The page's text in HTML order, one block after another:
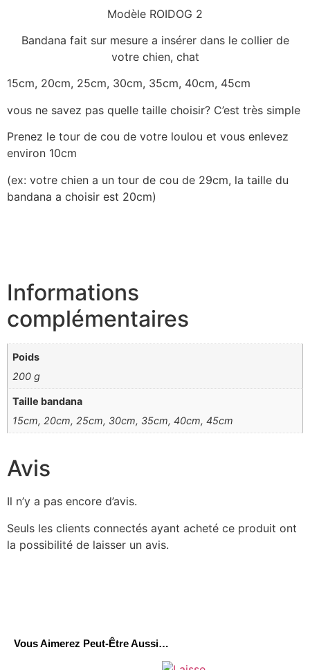
Modèle ROIDOG 2
Bandana fait sur mesure a insérer dans le collier de
votre chien, chat
15cm, 20cm, 25cm, 30cm, 35cm, 40cm, 45cm
vous ne savez pas quelle taille choisir? C’est très simple
Prenez le tour de cou de votre loulou et vous enlevez
environ 10cm
(ex: votre chien a un tour de cou de 29cm, la taille du
bandana a choisir est 20cm)
Informations
complémentaires
Poids
200 g
Taille bandana
15cm, 20cm, 25cm, 30cm, 35cm, 40cm, 45cm
Avis
Il n’y a pas encore d’avis.
Seuls les clients connectés ayant acheté ce produit ont
la possibilité de laisser un avis.
Vous Aimerez Peut-Être Aussi…